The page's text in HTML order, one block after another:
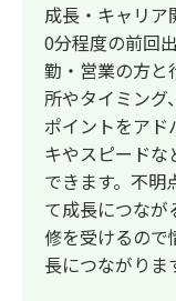
成長・キャリア
0分程度の前回
勤・営業の方と
所やタイミング
ポイントをアド
キやスピードな
できます。不明
て成長につな
修を受けるので
長につながりま